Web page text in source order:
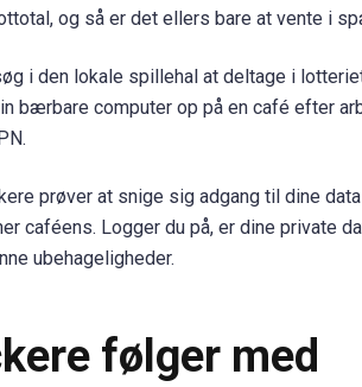
og så er det ellers bare at vente i
i den lokale spillehal at deltage i
bærbare computer op på en café efter
prøver at snige sig adgang til dine
caféens. Logger du på, er dine private
ubehageligheder.
følger med